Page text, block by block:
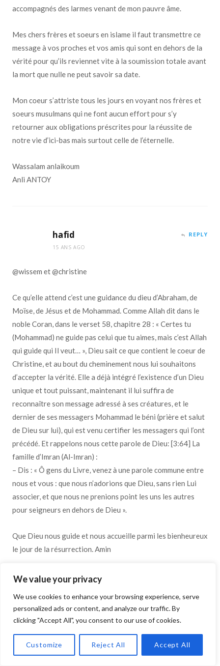
We value your privacy
We use cookies to enhance your browsing experience, serve
personalized ads or content, and analyze our traffic. By
clicking "Accept All", you consent to our use of cookies.
Customize Reject All Accept All
accompagnés des larmes venant de mon pauvre âme.
Mes chers frères et soeurs en islame il faut transmettre ce
message à vos proches et vos amis qui sont en dehors de la
vérité pour qu’ils reviennet vite à la soumission totale avant
la mort que nulle ne peut savoir sa date.
Mon coeur s’attriste tous les jours en voyant nos frères et
soeurs musulmans qui ne font aucun effort pour s’y
retourner aux obligations préscrites pour la réussite de
notre vie d’ici-bas mais surtout celle de l’éternelle.
Wassalam anlaikoum
Anli ANTOY
hafid
15 ANS AGO
REPLY
@wissem et @christine
Ce qu’elle attend c’est une guidance du dieu d’Abraham, de
Moïse, de Jésus et de Mohammad. Comme Allah dit dans le
noble Coran, dans le verset 58, chapitre 28 : « Certes tu
(Mohammad) ne guide pas celui que tu aimes, mais c’est Allah
qui guide qui Il veut… », Dieu sait ce que contient le coeur de
Christine, et au bout du cheminement nous lui souhaitons
d’accepter la vérité. Elle a déjà intégré l’existence d’un Dieu
unique et tout puissant, maintenant il lui suffira de
reconnaître son message adressé à ses créatures, et le
dernier de ses messagers Mohammad le béni (prière et salut
de Dieu sur lui), qui est venu certifier les messagers qui l’ont
précédé. Et rappelons nous cette parole de Dieu: [3:64] La
famille d’Imran (Al-Imran) :
– Dis : « Ô gens du Livre, venez à une parole commune entre
nous et vous : que nous n’adorions que Dieu, sans rien Lui
associer, et que nous ne prenions point les uns les autres
pour seigneurs en dehors de Dieu ».
Que Dieu nous guide et nous accueille parmi les bienheureux
le jour de la résurrection. Amin
Wissem
15 ANS AGO
@Christine